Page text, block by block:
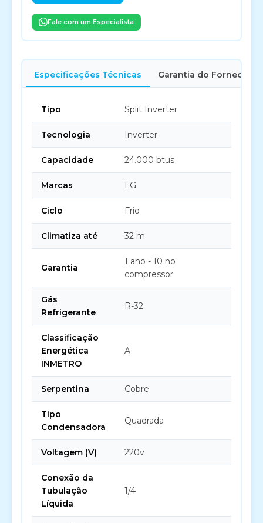
Fale com um Especialista
Especificações Técnicas Garantia do Fornecedor
Tipo Split Inverter
Tecnologia Inverter
Capacidade 24.000 btus
Marcas LG
Ciclo Frio
Climatiza até 32 m
Garantia
1 ano - 10 no
compressor
Gás
Refrigerante
R-32
Classificação
Energética
INMETRO
A
Serpentina Cobre
Tipo
Condensadora
Quadrada
Voltagem (V) 220v
Conexão da
Tubulação
Líquida
1/4